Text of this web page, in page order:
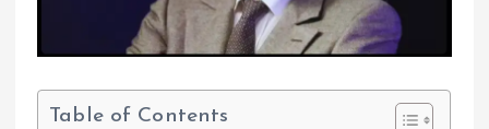
Table of Contents